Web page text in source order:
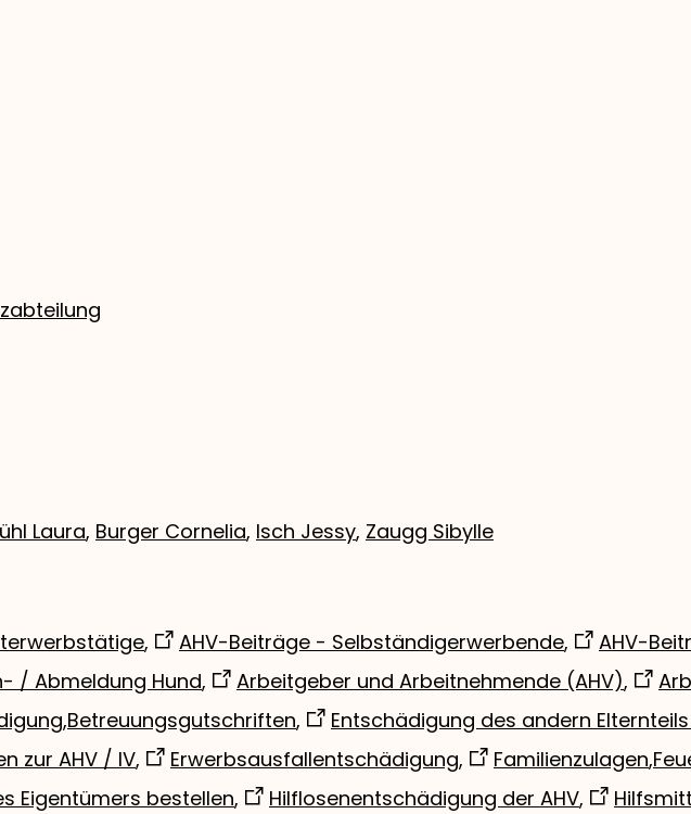
Laura, Burger Cornelia, Isch Jessy, Zaugg Sibylle
, AHV-Beiträge - Selbständigerwerbende, AHV-
/ Abmeldung Hund, Arbeitgeber und Arbeitnehmende (AHV),
,Betreuungsgutschriften, Entschädigung des andern
zur AHV / IV, Erwerbsausfallentschädigung, Familienzulagen,
Eigentümers bestellen, Hilflosenentschädigung der AHV,